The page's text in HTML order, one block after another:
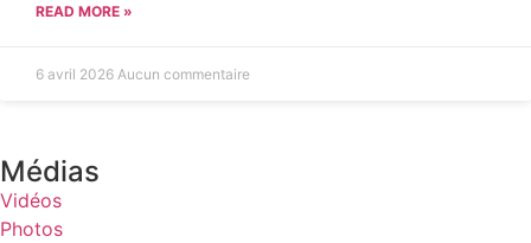
READ MORE »
6 avril 2026 Aucun commentaire
Médias
Vidéos
Photos